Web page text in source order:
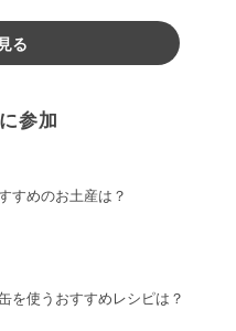
る
参加
すめのお土産は？
を使うおすすめレシピは？